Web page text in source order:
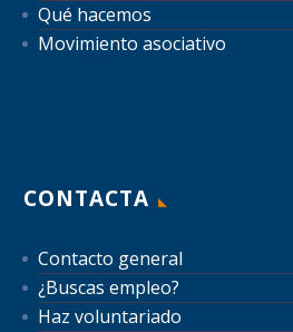
Qué hacemos
Movimiento asociativo
CONTACTA
Contacto general
¿Buscas empleo?
Haz voluntariado